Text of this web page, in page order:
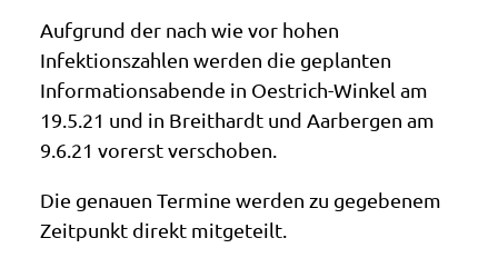
Aufgrund der nach wie vor hohen
Infektionszahlen werden die geplanten
Informationsabende in Oestrich-Winkel am
19.5.21 und in Breithardt und Aarbergen am
9.6.21 vorerst verschoben.
Die genauen Termine werden zu gegebenem
Zeitpunkt direkt mitgeteilt.